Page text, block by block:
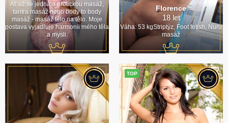
Ať už se jedná o erotickou masáž,
tantra masáž nebo body to body
masáž - masáž tělo na tělo. Moje
postava vyjadřuje harmonii mého těla
a mysli.
Florence
18 let
Váha: 53 kgStriptýz, Foot fetish, Nuru
masáž
TOP